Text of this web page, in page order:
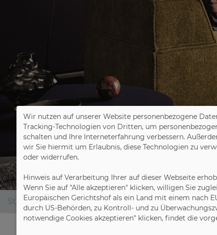
Startseite VDM
Wir nutzen auf unserer Website personenbezogene
Tracking-Technologien von Dritten, um
schalten und Ihre Interneterfahrung verbessern.
wir Sie hiermit um Erlaubnis, diese Technologien zu
oder widerrufen.
Hinweis auf Verarbeitung Ihrer auf dieser Webseite
Wenn Sie auf "Alle akzeptieren" klicken, willigen Sie
Europäischen Gerichtshof als ein Land mit einem nach
durch US-Behörden, zu Kontroll- und zu
notwendige Cookies akzeptieren" klicken, findet die